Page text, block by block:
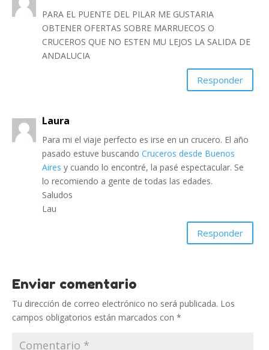
PARA EL PUENTE DEL PILAR ME GUSTARIA
OBTENER OFERTAS SOBRE MARRUECOS O
CRUCEROS QUE NO ESTEN MU LEJOS LA SALIDA DE
ANDALUCIA
Responder
Laura
Para mi el viaje perfecto es irse en un crucero. El año
pasado estuve buscando Cruceros desde Buenos
Aires y cuando lo encontré, la pasé espectacular. Se
lo recomiendo a gente de todas las edades.
Saludos
Lau
Responder
Enviar comentario
Tu dirección de correo electrónico no será publicada. Los
campos obligatorios están marcados con *